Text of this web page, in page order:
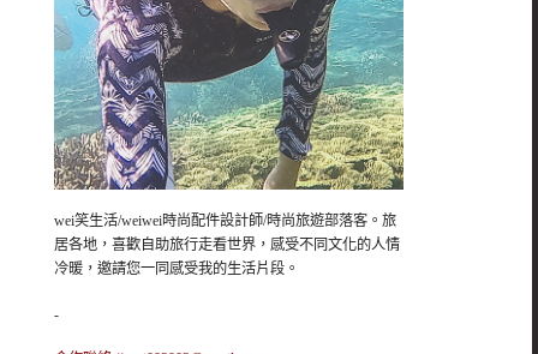
wei笑生活/weiwei時尚配件設計師/時尚旅遊部落客。旅
居各地，喜歡自助旅行走看世界，感受不同文化的人情
冷暖，邀請您一同感受我的生活片段。
-